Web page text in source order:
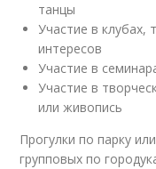
танцы
Участие в клубах,
интересов
Участие в
Участие в
или живопись
Прогулки по парку
групповых по